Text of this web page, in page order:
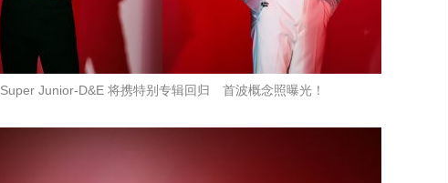
Super Junior-D&E 将携特别专辑回归 首波概念照曝光！